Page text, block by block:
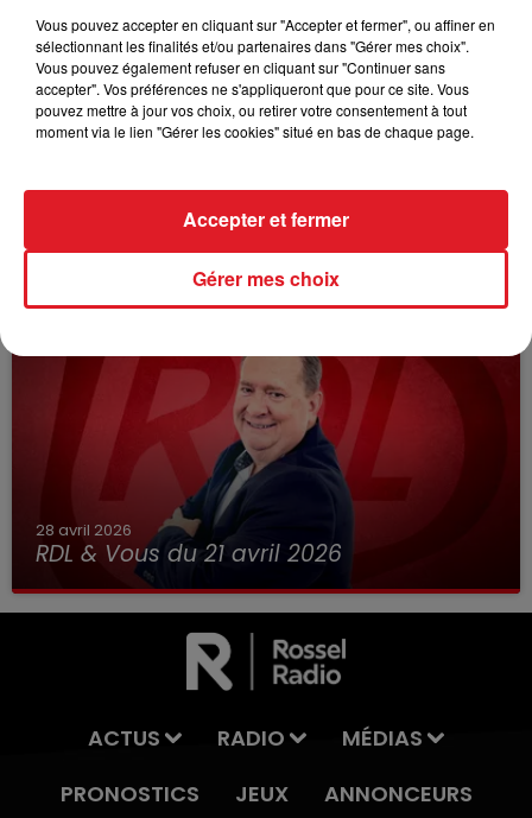
RDL & Vous du 28 avril 2026
28 avril 2026
RDL & Vous du 21 avril 2026
ACTUS RADIO
MÉDIAS
PRONOSTICS
JEUX ANNONCEURS
Vous pouvez accepter en cliquant sur "Accepter et fermer", ou affiner en
sélectionnant les finalités et/ou partenaires dans "Gérer mes choix".
Vous pouvez également refuser en cliquant sur "Continuer sans
accepter". Vos préférences ne s'appliqueront que pour ce site. Vous
pouvez mettre à jour vos choix, ou retirer votre consentement à tout
moment via le lien "Gérer les cookies" situé en bas de chaque page.
Gérer mes choix
Accepter et fermer